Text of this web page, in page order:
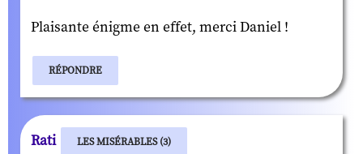
Plaisante énigme en effet, merci Daniel !
RÉPONDRE
Rati LES MISÉRABLES (3)